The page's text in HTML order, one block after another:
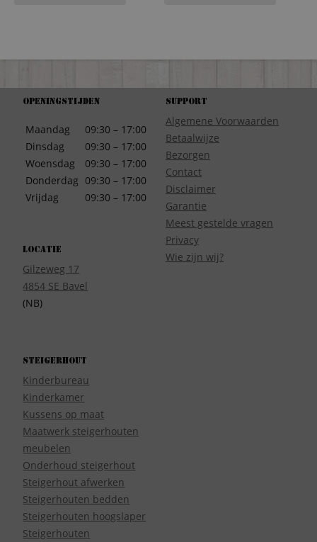
Openingstijden
Maandag
Dinsdag
Woensdag
Donderdag
Vrijdag
09:30 – 17:00
09:30 – 17:00
09:30 – 17:00
09:30 – 17:00
09:30 – 17:00
Locatie
Gilzeweg 17
4854 SE Bavel
(NB)
Support
Algemene Voorwaarden
Betaalwijze
Bezorgen
Contact
Disclaimer
Garantie
Meest gestelde vragen
Privacy
Wie zijn wij?
Steigerhout
Kinderbureau
Kinderkamer
Kussens op maat
Maatwerk steigerhouten
meubelen
Onderhoud steigerhout
Steigerhout afwerken
Steigerhouten bedden
Steigerhouten hoogslaper
Steigerhouten